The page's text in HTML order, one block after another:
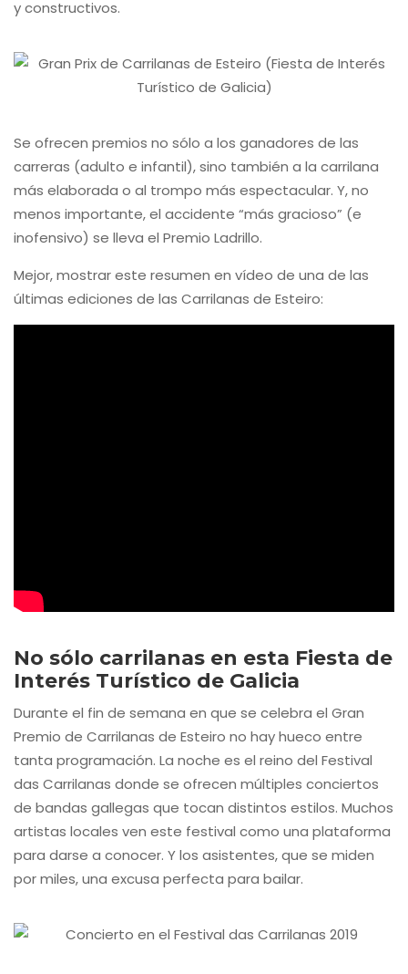
y constructivos.
Se ofrecen premios no sólo a los ganadores de las
carreras (adulto e infantil), sino también a la carrilana
más elaborada o al trompo más espectacular. Y, no
menos importante, el accidente “más gracioso” (e
inofensivo) se lleva el Premio Ladrillo.
Mejor, mostrar este resumen en vídeo de una de las
últimas ediciones de las Carrilanas de Esteiro:
No sólo carrilanas en esta Fiesta de
Interés Turístico de Galicia
Durante el fin de semana en que se celebra el Gran
Premio de Carrilanas de Esteiro no hay hueco entre
tanta programación. La noche es el reino del Festival
das Carrilanas donde se ofrecen múltiples conciertos
de bandas gallegas que tocan distintos estilos. Muchos
artistas locales ven este festival como una plataforma
para darse a conocer. Y los asistentes, que se miden
por miles, una excusa perfecta para bailar.